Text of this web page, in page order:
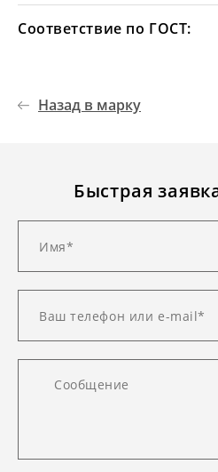
Соответствие по ГОСТ:
Назад в марку
Быстрая